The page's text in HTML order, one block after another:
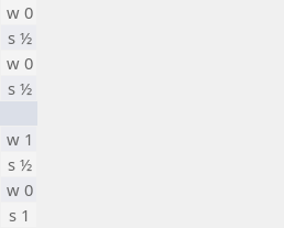
w 0
s ½
w 0
s ½
w 1
s ½
w 0
s 1